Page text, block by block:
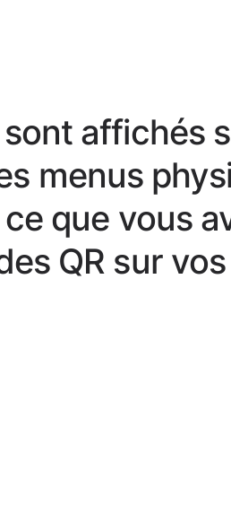
affichés
menus
que vous
QR sur